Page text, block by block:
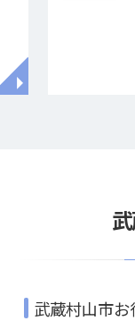
◥
武蔵村山市